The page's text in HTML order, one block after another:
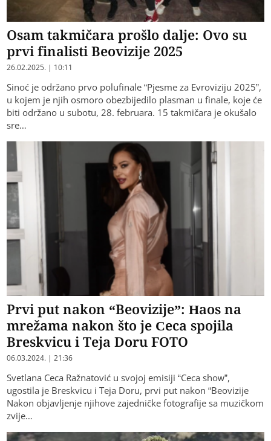
Osam takmičara prošlo dalje: Ovo su
prvi finalisti Beovizije 2025
26.02.2025. | 10:11
Sinoć je održano prvo polufinale “Pjesme za Evroviziju 2025”,
u kojem je njih osmoro obezbijedilo plasman u finale, koje će
biti održano u subotu, 28. februara. 15 takmičara je okušalo
sre…
Prvi put nakon “Beovizije”: Haos na
mrežama nakon što je Ceca spojila
Breskvicu i Teja Doru FOTO
06.03.2024. | 21:36
Svetlana Ceca Ražnatović u svojoj emisiji “Ceca show”,
ugostila je Breskvicu i Teja Doru, prvi put nakon “Beovizije
Nakon objavljenje njihove zajedničke fotografije sa muzičkom
zvije…